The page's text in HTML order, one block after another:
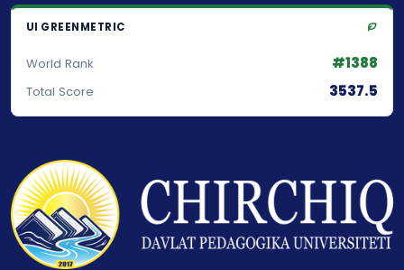
UI GREENMETRIC
World Rank #1388
Total Score 3537.5